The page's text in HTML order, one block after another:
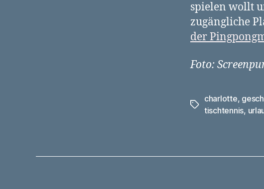
spielen wollt
zugängliche
der
Foto:
Schlagwörter
charlotte,
tischtennis,